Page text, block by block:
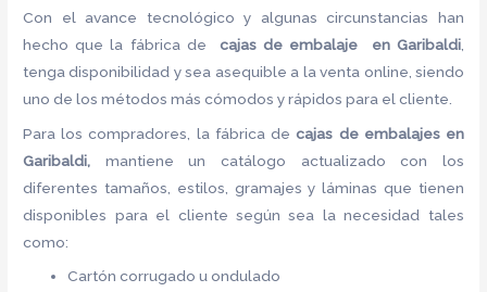
Con el avance tecnológico y algunas circunstancias han
hecho que la fábrica decajas de embalaje en Garibaldi,
tenga disponibilidad y sea asequible a la venta online, siendo
uno de los métodos más cómodos y rápidos para el cliente.
Para los compradores, la fábrica decajas de embalajes en
Garibaldi, mantiene un catálogo actualizado con los
diferentes tamaños, estilos, gramajes y láminas que tienen
disponibles para el cliente según sea la necesidad tales
como:
Cartón corrugado u ondulado